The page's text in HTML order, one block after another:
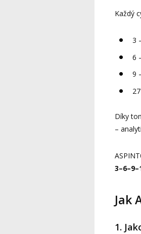
Každý
3
6
9
Díky
–
Jak
1.